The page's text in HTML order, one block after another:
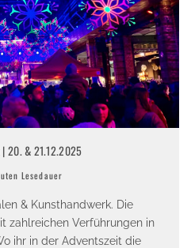
20. & 21.12.2025
Lesedauer
& Kunsthandwerk. Die
zahlreichen Verführungen in
ihr in der Adventszeit die